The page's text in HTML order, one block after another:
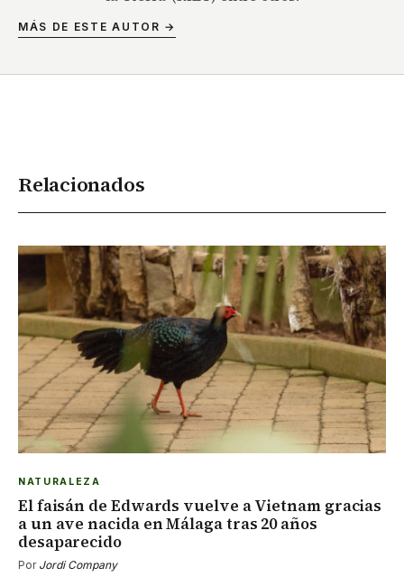
MÁS DE ESTE AUTOR →
Relacionados
NATURALEZA
El faisán de Edwards vuelve a Vietnam gracias
a un ave nacida en Málaga tras 20 años
desaparecido
Por Jordi Company